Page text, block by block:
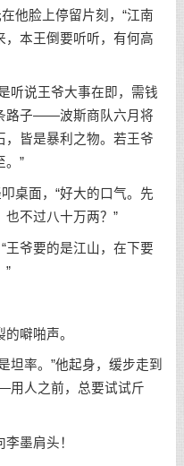
他脸上停留片刻，“江南
，本王倒要听听，有何高
说王爷大事在即，需钱
路子——波斯商队六月将
，皆是暴利之物。若王爷
。”
面，“好大的口气。先
不过八十万两？”
爷要的是江山，在下要
”
噼啪声。
率。”他起身，缓步走到
用人之前，总要试试斤
墨肩头！